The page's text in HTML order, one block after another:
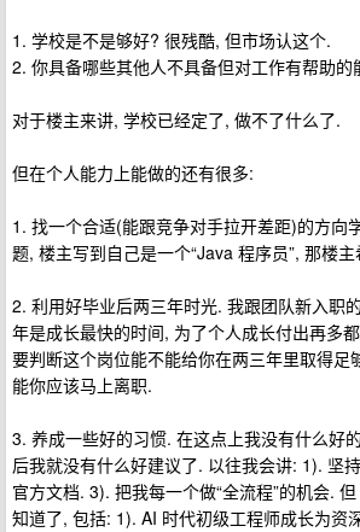
1. 学校是不是够好? 很残酷, 但市场认这个.
2. 你具备哪些其他人不具备但对工作有帮助的
对于楼主来讲, 学校已经定了, 做不了什么了.
但在个人能力上能做的还有很多:
1. 找一个合适(能跟竞争对手拉开差距)的方向
题, 楼主写到自己是一个“Java 程序员”, 那楼
2. 利用好毕业后两三年时光. 我跟团队新入职
年是成长最快的时间, 为了个人成长付出再多
要判断这个岗位能不能给你在两三年里取得足
能你应该马上离职.
3. 养成一些好的习惯. 在这点上我没有什么好
后我就没有什么好建议了. 以往我会讲: 1). 坚
官方文档. 3). 把我每一个做“全流程”的机会.
知道了, 包括: 1). AI 时代初级工程师成长为资